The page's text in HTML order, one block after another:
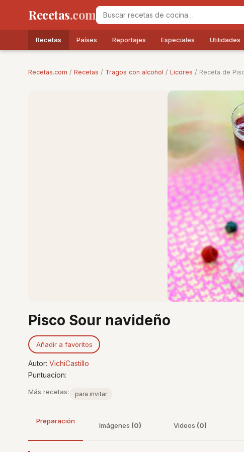
Recetas.com
Recetas Países Reportajes Especiales Utilidades
Recetas.com / Recetas / Tragos con alcohol / Licores / Receta de
Pisco Sour navideño
Añadir a favoritos
Autor: VichiCastillo
Puntuacíon:
Más recetas: para invitar
Preparación
Imágenes (0) Videos (0)